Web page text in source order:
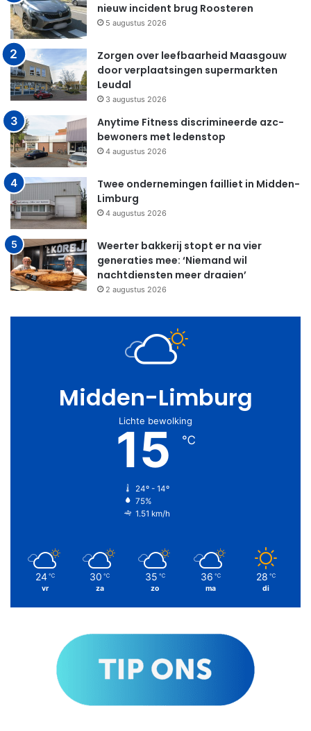
nieuw incident brug Roosteren
5 augustus 2026
Zorgen over leefbaarheid Maasgouw
door verplaatsingen supermarkten
Leudal
3 augustus 2026
Anytime Fitness discrimineerde azc-
bewoners met ledenstop
4 augustus 2026
Twee ondernemingen failliet in Midden-
Limburg
4 augustus 2026
Weerter bakkerij stopt er na vier
generaties mee: ‘Niemand wil
nachtdiensten meer draaien’
2 augustus 2026
Midden-Limburg
Lichte bewolking
15 ℃
24º - 14º
75%
1.51 km/h
24 ℃
vr
30 ℃
za
35 ℃
zo
36 ℃
ma
28 ℃
di